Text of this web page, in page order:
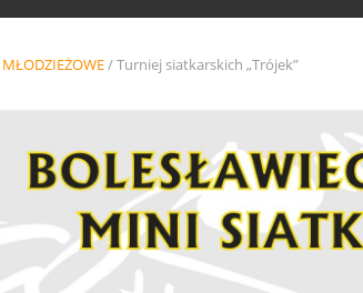
/Turniej siatkarskich „Trójek”